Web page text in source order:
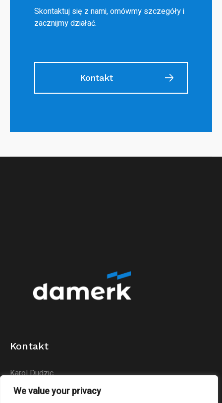
We value your privacy
Skontaktuj się z nami, omówmy szczegóły i
zacznijmy działać.
Kontakt
Kontakt
Karol Dudzic
Huta Podłysica 24B
26-004 Bieliny